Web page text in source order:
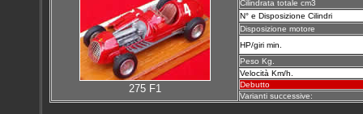
275 F1
Cilindrata totale cm3
N° e Disposizione Cilindri
Disposizione motore
HP/giri min.
Peso Kg.
Velocità Km/h.
Debutto
Varianti successive: